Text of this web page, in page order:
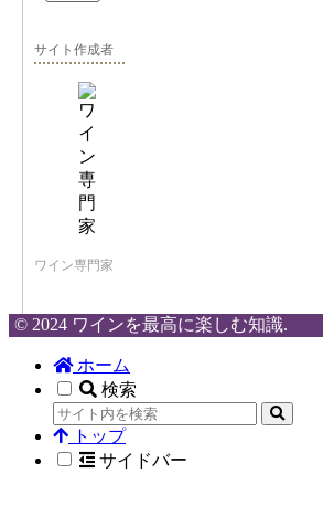
サイト作成者
ワイン専門家
© 2024 ワインを最高に楽しむ知識.
ホーム
検索
トップ
サイドバー